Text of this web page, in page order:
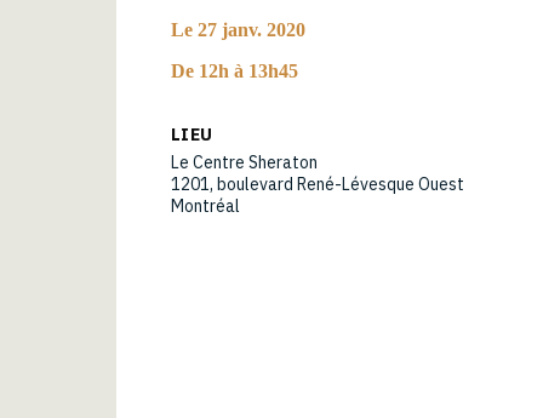
Le 27 janv. 2020
De 12h à 13h45
LIEU
Le Centre Sheraton
1201, boulevard René-Lévesque Ouest
Montréal